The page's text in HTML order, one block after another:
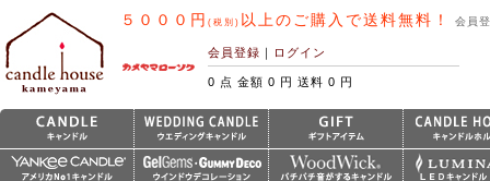
５０００円 (税別) 以上のご購入で送料無料！ 会員
会員登録 ｜ ログイン
0 点 金額 0 円 送料 0 円